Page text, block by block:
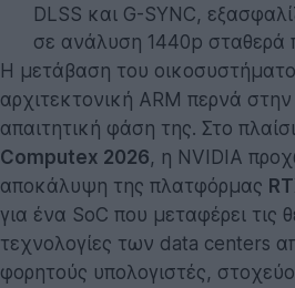
DLSS και G-SYNC,
σε ανάλυση 1440p σταθερά
Η μετάβαση του
αρχιτεκτονική ARM περνά
απαιτητική φάση της. Στο
Computex 2026, η NVIDIA
αποκάλυψη της πλατφόρμας
για ένα SoC που μεταφέρει τις
τεχνολογίες των data centers
φορητούς υπολογιστές,